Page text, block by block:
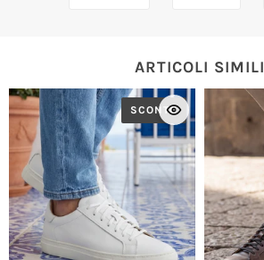
ARTICOLI SIMILI
SCONTO